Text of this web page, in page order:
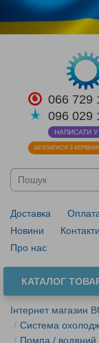
066 729
096 029
НАПИСАТИ У
ЗВ’ЯЗАТИСЯ З
Доставка
Новини
Контакти
Про нас
КАТАЛОГ
Інтернет магазин
Система
Помпа / водяний
Мова магазину